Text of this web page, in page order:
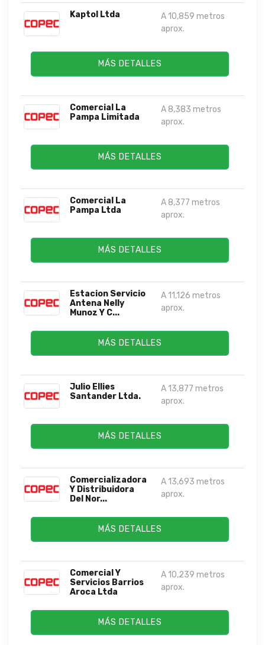
Kaptol Ltda
A 10,859 metros
aprox.
MÁS DETALLES
Comercial La
Pampa Limitada
A 8,383 metros
aprox.
MÁS DETALLES
Comercial La
Pampa Ltda
A 8,377 metros
aprox.
MÁS DETALLES
Estacion Servicio
Antena Nelly
Munoz Y C...
A 11,126 metros
aprox.
MÁS DETALLES
Julio Ellies
Santander Ltda.
A 13,877 metros
aprox.
MÁS DETALLES
Comercializadora
Y Distribuidora
Del Nor...
A 13,693 metros
aprox.
MÁS DETALLES
Comercial Y
Servicios Barrios
Aroca Ltda
A 10,239 metros
aprox.
MÁS DETALLES